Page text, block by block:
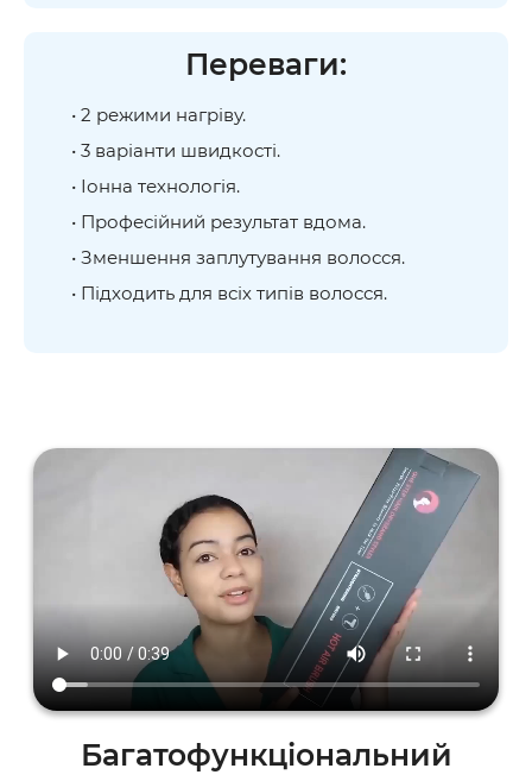
Переваги:
• 2 режими нагріву.
• 3 варіанти швидкості.
• Іонна технологія.
• Професійний результат вдома.
• Зменшення заплутування волосся.
• Підходить для всіх типів волосся.
Багатофункціональний